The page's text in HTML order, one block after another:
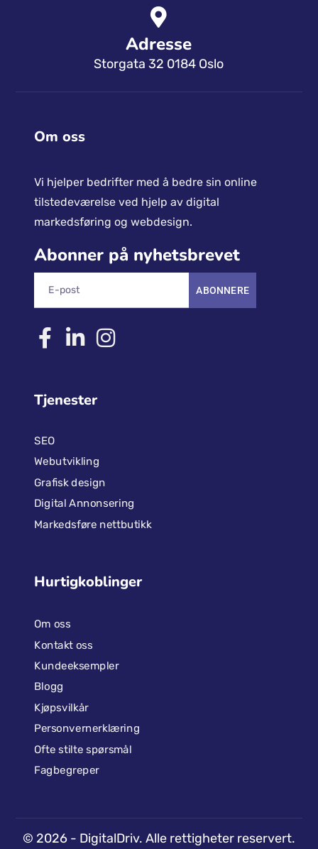
Adresse
Storgata 32 0184 Oslo
Om oss
Vi hjelper bedrifter med å bedre sin online
tilstedeværelse ved hjelp av digital
markedsføring og webdesign.
Abonner på nyhetsbrevet
ABONNERE
Tjenester
SEO
Webutvikling
Grafisk design
Digital Annonsering
Markedsføre nettbutikk
Hurtigkoblinger
Om oss
Kontakt oss
Kundeeksempler
Blogg
Kjøpsvilkår
Personvernerklæring
Ofte stilte spørsmål
Fagbegreper
© 2026 - DigitalDriv. Alle rettigheter reservert.